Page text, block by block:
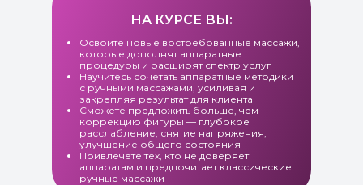
Освоите новые востребованные массажи,
которые дополнят аппаратные
процедуры и расширят спектр услуг
Научитесь сочетать аппаратные методики
с ручными массажами, усиливая и
закрепляя результат для клиента
Сможете предложить больше, чем
коррекцию фигуры — глубокое
расслабление, снятие напряжения,
улучшение общего состояния
Привлечёте тех, кто не доверяет
аппаратам и предпочитает классические
ручные массажи
НА КУРСЕ ВЫ: